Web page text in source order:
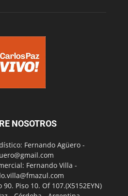
NOSOTROS
Fernando Agüero -
Fernando Villa -
Piso 10. Of 107.(X5152EYN)